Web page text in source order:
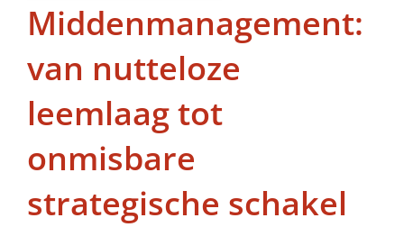
Middenmanagement:
van nutteloze
leemlaag tot
onmisbare
strategische schakel